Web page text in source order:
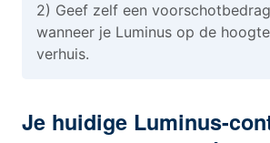
2) Geef zelf een
wanneer je Luminus op de
verhuis.
Je huidige Luminus-